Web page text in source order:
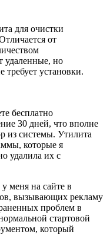
для очистки
от
удаленные, но
требует установки.
бесплатно
30 дней, что вполне
из системы. Утилита
которые я
удалила их с
меня на сайте в
вызывающих рекламу
проблем в
стартовой
который